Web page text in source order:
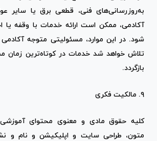
به‌روزرسانی‌های فنی، قطعی برق یا سایر
آکادمی، ممکن است ارائه خدمات با وقفه یا
شود. در این موارد، مسئولیتی متوجه آکادمی
تلاش خواهد شد خدمات در کوتاه‌ترین زمان
بازگردد.
۹. مالکیت فکری
کلیه حقوق مادی و معنوی محتوای آموزشی،
متون، طراحی سایت و اپلیکیشن و نام و